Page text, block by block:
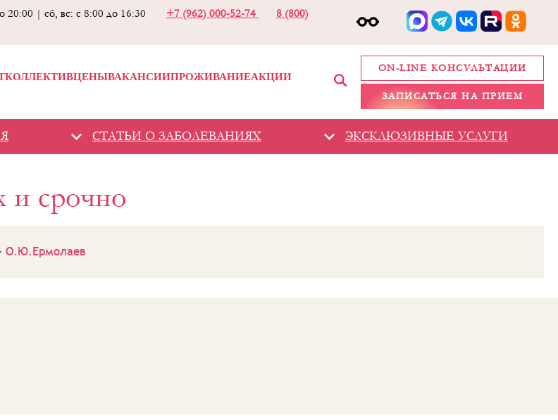
20:00 | сб, вс: с 8:00 до 16:30 +7 (962) 000-52-74
8 (800)
КОЛЛЕКТИВЦЕНЫВАКАНСИИПРОЖИВАНИЕАКЦИИ
ON-LINE КОНСУЛЬТАЦИИ
ЗАПИСАТЬСЯ НА ПРИЕМ
СТАТЬИ О ЗАБОЛЕВАНИЯХ ЭКСКЛЮЗИВНЫЕ УСЛУГИ
и срочно
О.Ю.Ермолаев